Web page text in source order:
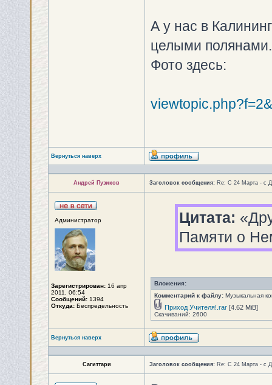
А у нас в
целыми
Фото здесь:
Вернуться наверх
Андрей Пузиков Заголовок сообщения: Re: С 24 Марта - с
Администратор
Зарегистрирован: 16 апр
2011, 06:54
Сообщений: 1394
Откуда: Беспредельность
Цитата:
Памяти о
Вложения:
Комментарий к файлу: Музыкальная
Приход Учителя!.rar [4.62 MiB]
Скачиваний: 2600
Вернуться наверх
Сагиттари Заголовок сообщения: Re: С 24 Марта - с